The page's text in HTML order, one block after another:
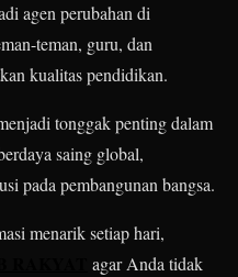
agen perubahan di
teman, guru, dan
kualitas pendidikan.
tonggak penting dalam
saing global,
pada pembangunan bangsa.
menarik setiap hari,
agar Anda tidak